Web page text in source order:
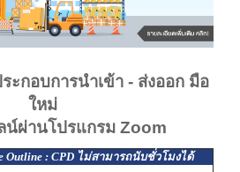
ะกอบการนำเข้า - ส่งออก มือ
ใหม่
น์ผ่านโปรแกรม Zoom
Outline : CPD ไม่สามารถนับชั่วโมงได้